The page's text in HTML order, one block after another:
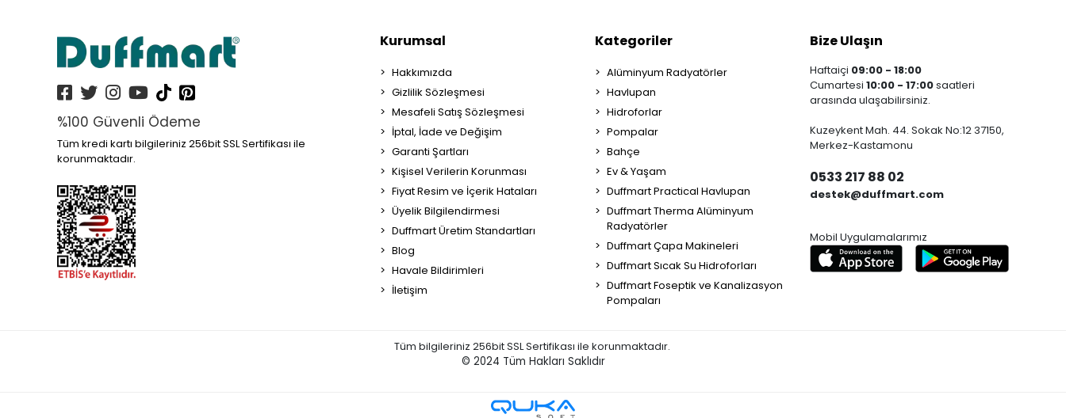
%100 Güvenli Ödeme
Tüm kredi kartı bilgileriniz 256bit SSL Sertifikası ile
korunmaktadır.
Kurumsal
Hakkımızda
Gizlilik Sözleşmesi
Mesafeli Satış Sözleşmesi
İptal, İade ve Değişim
Garanti Şartları
Kişisel Verilerin Korunması
Fiyat Resim ve İçerik Hataları
Üyelik Bilgilendirmesi
Duffmart Üretim Standartları
Blog
Havale Bildirimleri
İletişim
Kategoriler
Alüminyum Radyatörler
Havlupan
Hidroforlar
Pompalar
Bahçe
Ev & Yaşam
Duffmart Practical Havlupan
Duffmart Therma Alüminyum
Radyatörler
Duffmart Çapa Makineleri
Duffmart Sıcak Su Hidroforları
Duffmart Foseptik ve Kanalizasyon
Pompaları
Bize Ulaşın
Haftaiçi 09:00 - 18:00
Cumartesi 10:00 - 17:00saatleri
arasında ulaşabilirsiniz.
Kuzeykent Mah. 44. Sokak No:12 37150,
Merkez-Kastamonu
0533 217 88 02
destek@duffmart.com
Mobil Uygulamalarımız
Tüm bilgileriniz 256bit SSL Sertifikası ile korunmaktadır.
© 2024 Tüm Hakları Saklıdır